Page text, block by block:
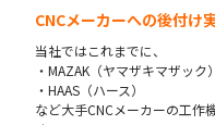
CNCメーカーへの後付け
当社ではこれまでに、
・MAZAK（ヤマザキマザック）
・HAAS（ハース）
など大手CNCメーカーの工作